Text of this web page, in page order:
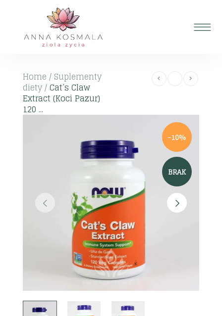
Home / Suplementy
diety/Cat’s Claw
Extract (Koci Pazur)
120 ...
-10%
BRAK